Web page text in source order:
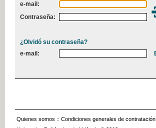
e-mail:
Contraseña:
¿Olvidó su contraseña?
e-mail:
Quienes somos :: Condiciones generales de contratación